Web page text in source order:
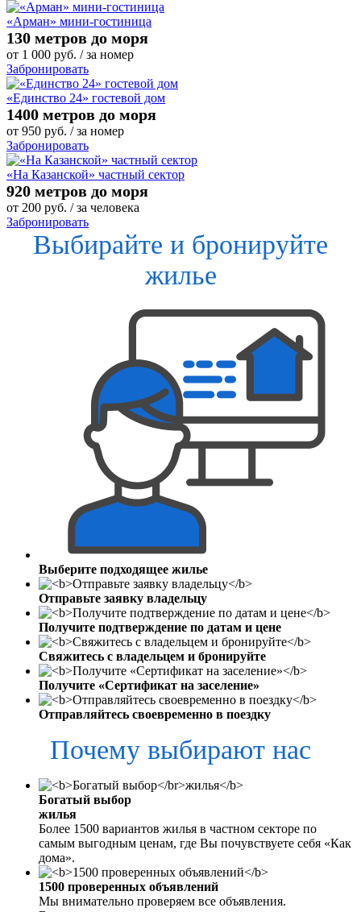
«Арман» мини-гостиница
130 метров до моря
от 1 000 руб. / за номер
Забронировать
«Единство 24» гостевой дом
1400 метров до моря
от 950 руб. / за номер
Забронировать
«На Казанской» частный сектор
920 метров до моря
от 200 руб. / за человека
Забронировать
Выбирайте и бронируйте
жилье
Выберите подходящее жилье
Отправьте заявку владельцу
Получите подтверждение по датам и цене
Свяжитесь с владельцем и бронируйте
Получите «Сертификат на заселение»
Отправляйтесь своевременно в поездку
Почему выбирают нас
Богатый выбор
жилья
Более 1500 вариантов жилья в частном секторе по
самым выгодным ценам, где Вы почувствуете себя «Как
дома».
1500 проверенных объявлений
Мы внимательно проверяем все объявления.